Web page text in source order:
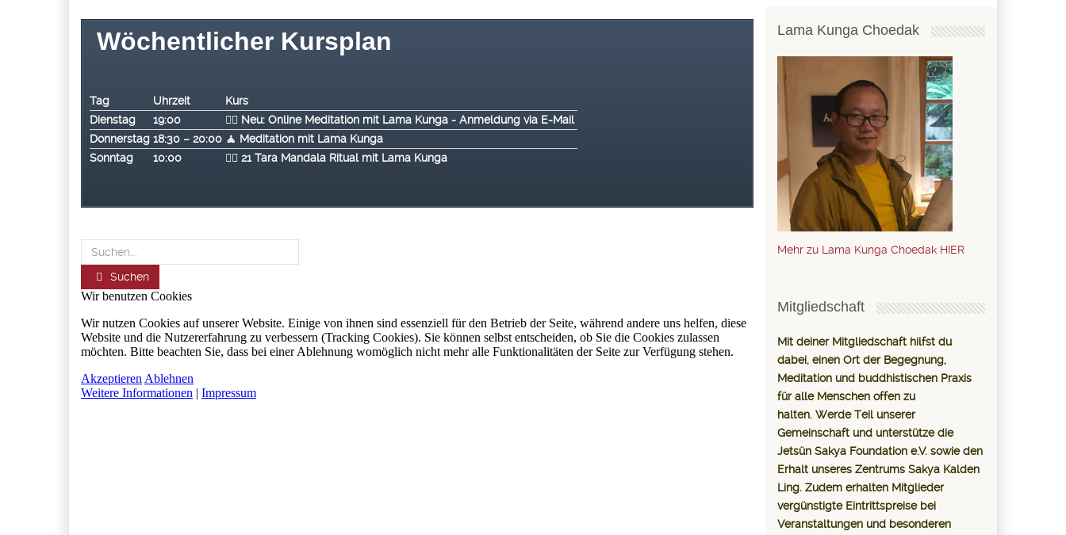
Wöchentlicher Kursplan
Tag Uhrzeit
Kurs
Dienstag
19:00
🧘‍♂️ Neu: Online Meditation mit Lama Kunga - Anmeldung via E-Mail
Donnerstag 18:30 – 20:00 🧘 Meditation mit Lama Kunga
Sonntag
10:00 🧘‍♂️ 21 Tara Mandala Ritual mit Lama Kunga
Suchen
Lama Kunga Choedak
Mehr zu Lama Kunga Choedak HIER
Mitgliedschaft
Mit deiner Mitgliedschaft hilfst du
dabei, einen Ort der Begegnung,
Meditation und buddhistischen Praxis
für alle Menschen offen zu
halten. Werde Teil unserer
Gemeinschaft und unterstütze die
Jetsün Sakya Foundation e.V. sowie den
Erhalt unseres Zentrums Sakya Kalden
Ling. Zudem erhalten Mitglieder
vergünstigte Eintrittspreise bei
Veranstaltungen und besonderen